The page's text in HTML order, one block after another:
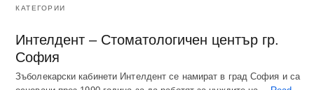
КАТЕГОРИИ
Интелдент – Стоматологичен център гр.
София
Зъболекарски кабинети Интелдент се намират в град София и са